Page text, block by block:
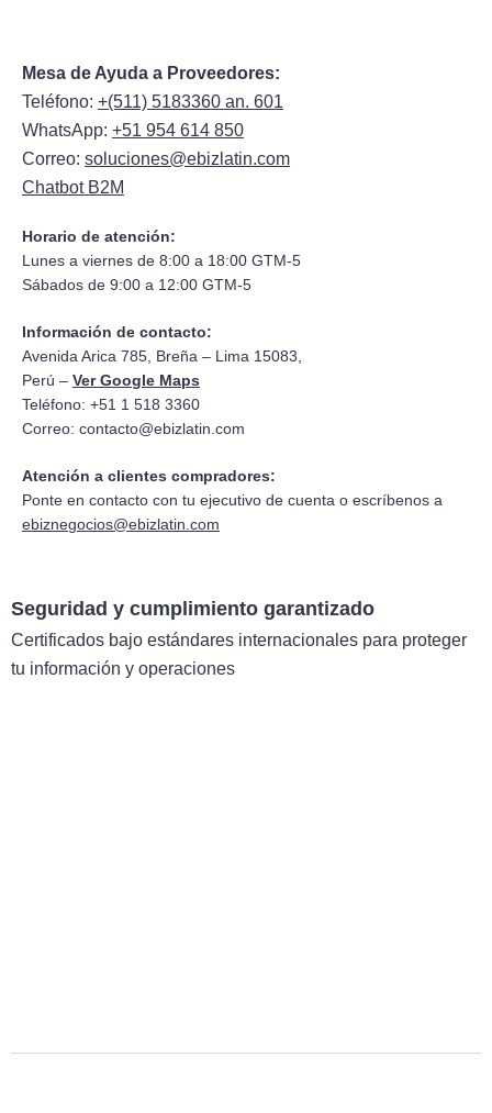
Mesa de Ayuda a Proveedores:
Teléfono: +(511) 5183360 an. 601
WhatsApp: +51 954 614 850
Correo: soluciones@ebizlatin.com
Chatbot B2M
Horario de atención:
Lunes a viernes de 8:00 a 18:00 GTM-5
Sábados de 9:00 a 12:00 GTM-5
Información de contacto:
Avenida Arica 785, Breña – Lima 15083,
Perú – Ver Google Maps
Teléfono: +51 1 518 3360
Correo: contacto@ebizlatin.com
Atención a clientes compradores:
Ponte en contacto con tu ejecutivo de cuenta o escríbenos a
ebiznegocios@ebizlatin.com
Seguridad y cumplimiento garantizado
Certificados bajo estándares internacionales para proteger
tu información y operaciones